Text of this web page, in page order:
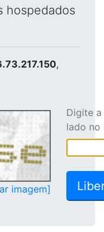
hospedados
,
imagem]
Digite
lado no